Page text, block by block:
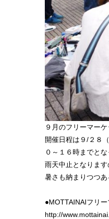
９月のフリーマー
開催日程は９/２８
０～１６時までとな
雨天中止となりま
暑さも納まりつつ
●MOTTAINAIフリー
http://